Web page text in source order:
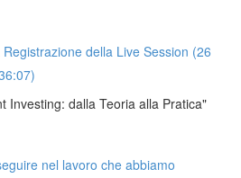
Registrazione della Live Session (26
Investing: dalla Teoria alla Pratica"
nel lavoro che abbiamo